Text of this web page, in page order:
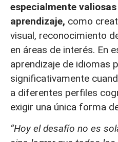
especialmente
aprendizaje, como
visual, reconocimiento
en áreas de interés. En
aprendizaje de idiomas
significativamente
a diferentes perfiles
exigir una única forma
“Hoy el desafío no es